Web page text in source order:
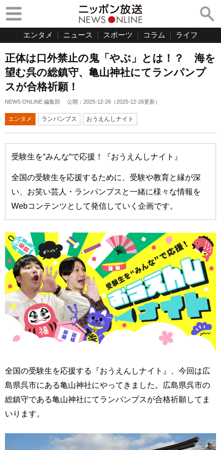
エンタメ ニュース スポーツ コラム ライフ
正体は口外禁止の鬼「やぶ」とは！？ 海を
望む呉の総鎮守、亀山神社にてランパンプ
スが合格祈願！
NEWS ONLINE 編集部 公開： 2025-12-26 （2025-12-26更新）
エンタメ ランパンプス おうえんしナイト
受験生を“みんな“で応援！『おうえんしナイト』
全国の受験生を応援するために、受験や教育と縁が深
い、お笑い芸人・ランパンプスと一緒に様々な情報を
Webコンテンツとして発信していく企画です。
全国の受験生を応援する『おうえんしナイト』、今回は広
島県呉市にある亀山神社にやってきました。広島県呉市の
総鎮守である亀山神社にてランパンプスが合格祈願してま
いります。